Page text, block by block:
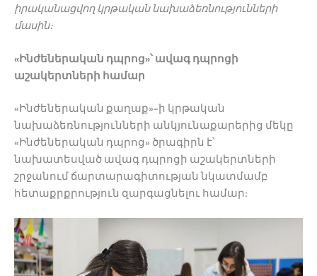
իրականացվող կրթական նախաձեռնությունների
մասին։
«Ինժեներական դպրոց»՝ ավագ դպրոցի
աշակերտների համար
«Ինժեներական քաղաք»-ի կրթական
նախաձեռնությունների անկյունաքարերից մեկը
«Ինժեներական դպրոց» ծրագիրն է՝
նախատեսված ավագ դպրոցի աշակերտների
շրջանում ճարտարագիտության նկատմամբ
հետաքրքրություն զարգացնելու համար: